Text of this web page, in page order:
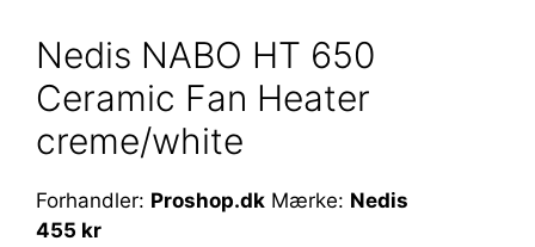
Nedis NABO HT 650
Ceramic Fan Heater
creme/white
Forhandler: Proshop.dk Mærke: Nedis
455 kr